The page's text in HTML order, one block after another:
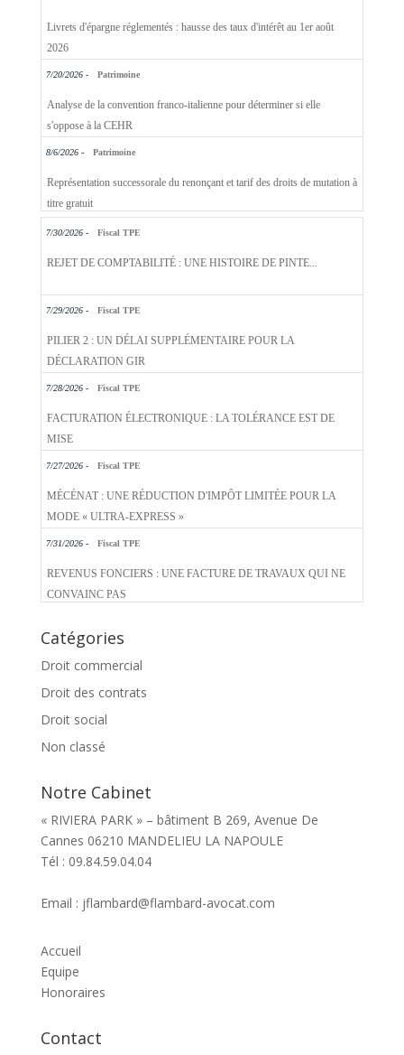
Livrets d'épargne réglementés : hausse des taux d'intérêt au 1er août
2026
7/20/2026 - Patrimoine
Analyse de la convention franco-italienne pour déterminer si elle
s'oppose à la CEHR
8/6/2026 - Patrimoine
Représentation successorale du renonçant et tarif des droits de mutation à
titre gratuit
7/30/2026 - Fiscal TPE
REJET DE COMPTABILITÉ : UNE HISTOIRE DE PINTE...
7/29/2026 - Fiscal TPE
PILIER 2 : UN DÉLAI SUPPLÉMENTAIRE POUR LA
DÉCLARATION GIR
7/28/2026 - Fiscal TPE
FACTURATION ÉLECTRONIQUE : LA TOLÉRANCE EST DE
MISE
7/27/2026 - Fiscal TPE
MÉCÉNAT : UNE RÉDUCTION D'IMPÔT LIMITÉE POUR LA
MODE « ULTRA-EXPRESS »
7/31/2026 - Fiscal TPE
REVENUS FONCIERS : UNE FACTURE DE TRAVAUX QUI NE
CONVAINC PAS
Catégories
Droit commercial
Droit des contrats
Droit social
Non classé
Notre Cabinet
« RIVIERA PARK » – bâtiment B 269, Avenue De
Cannes 06210 MANDELIEU LA NAPOULE
Tél : 09.84.59.04.04
Email : jflambard@flambard-avocat.com
Accueil
Equipe
Honoraires
Contact